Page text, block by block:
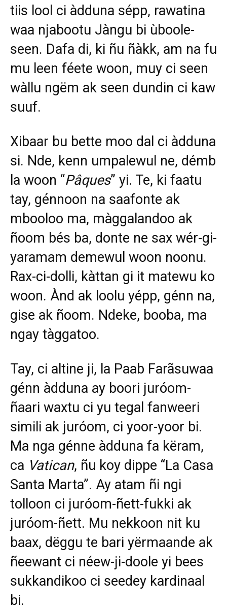
tiis lool ci àdduna sépp, rawatina
waa njabootu Jàngu bi ùboole-
seen. Dafa di, ki ñu ñàkk, am na fu
mu leen féete woon, muy ci seen
wàllu ngëm ak seen dundin ci kaw
suuf.
Xibaar bu bette moo dal ci àdduna
si. Nde, kenn umpalewul ne, démb
la woon “Pâques” yi. Te, ki faatu
tay, génnoon na saafonte ak
mbooloo ma, màggalandoo ak
ñoom bés ba, donte ne sax wér-gi-
yaramam demewul woon noonu.
Rax-ci-dolli, kàttan gi it matewu ko
woon. Ànd ak loolu yépp, génn na,
gise ak ñoom. Ndeke, booba, ma
ngay tàggatoo.
Tay, ci altine ji, la Paab Farãsuwaa
génn àdduna ay boori juróom-
ñaari waxtu ci yu tegal fanweeri
simili ak juróom, ci yoor-yoor bi.
Ma nga génne àdduna fa këram,
ca Vatican, ñu koy dippe “La Casa
Santa Marta”. Ay atam ñi ngi
tolloon ci juróom-ñett-fukki ak
juróom-ñett. Mu nekkoon nit ku
baax, dëggu te bari yërmaande ak
ñeewant ci néew-ji-doole yi bees
sukkandikoo ci seedey kardinaal
bi.